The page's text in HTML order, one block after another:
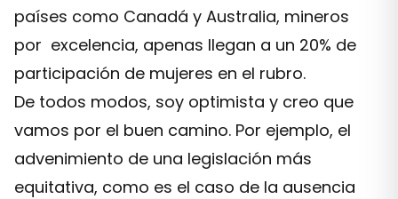
países como Canadá y Australia, mineros
por excelencia, apenas llegan a un 20% de
participación de mujeres en el rubro.
De todos modos, soy optimista y creo que
vamos por el buen camino. Por ejemplo, el
advenimiento de una legislación más
equitativa, como es el caso de la ausencia